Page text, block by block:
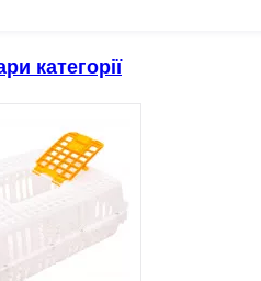
категорії